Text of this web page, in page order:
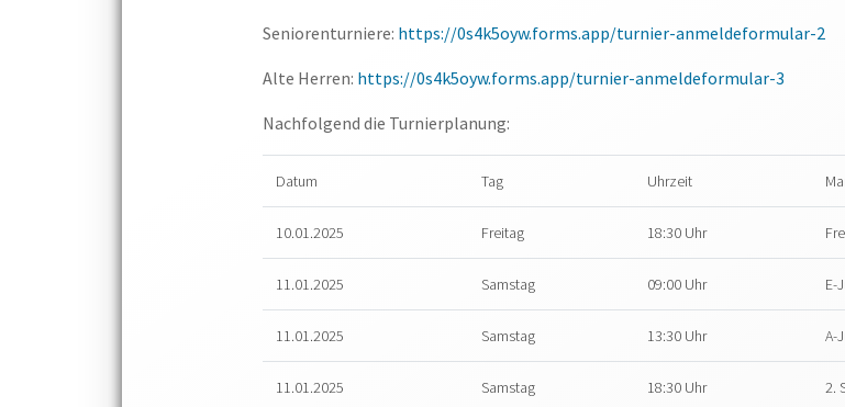
Seniorenturniere: https://0s4k5oyw.forms.app/turnier-anmeldeformular-2
Alte Herren: https://0s4k5oyw.forms.app/turnier-anmeldeformular-3
Nachfolgend die Turnierplanung:
Datum Tag Uhrzeit
10.01.2025 Freitag 18:30 Uhr
11.01.2025 Samstag 09:00 Uhr E-
11.01.2025 Samstag 13:30 Uhr A-
11.01.2025 Samstag 18:30 Uhr 2.